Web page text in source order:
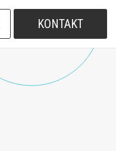
KONTAKT